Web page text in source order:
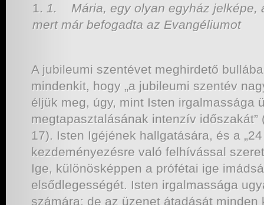
1. Mária, egy olyan egyház jelképe,
mert már befogadta az Evangéliumot
A jubileumi szentévet meghirdető
mindenkit, hogy „a jubileumi szentév
éljük meg, úgy, mint Isten irgalmassága
megtapasztalásának intenzív időszakát”
17). Isten Igéjének hallgatására, és a
kezdeményezésre való felhívással
Ige, különösképpen a prófétai ige
elsődlegességét. Isten irgalmassága
számára: de az üzenet átadását minden